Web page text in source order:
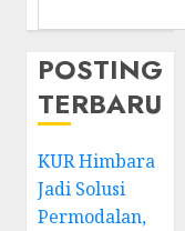
POSTING
TERBARU
KUR Himbara
Jadi Solusi
Permodalan,